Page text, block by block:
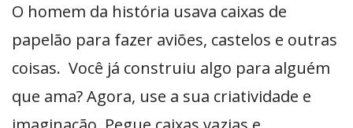
O homem da história usava caixas de
papelão para fazer aviões, castelos e outras
coisas. Você já construiu algo para alguém
que ama? Agora, use a sua criatividade e